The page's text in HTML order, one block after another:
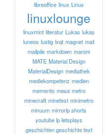
libreoffice linux Linux
linuxlounge
linuxmint literatur Lukas lukas
luneos lustig lxqt magnet mail
mailpile markdown maroni
MATE Material Design
MaterialDesign mediathek
mediekompetenz medien
memento mesa metro
minecraft minetest minimetro
minuum mirrorlp shorts
youtube lp letsplays
geschichten geschichte text